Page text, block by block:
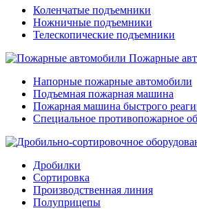
Коленчатые подъемники
Ножничные подъемники
Телескопические подъемники
Пожарные
Напорные пожарные автомобили
Подъемная пожарная машина
Пожарная машина быстрого
Специальное противопожарное
Дробилки
Сортировка
Производственная линия
Полуприцепы